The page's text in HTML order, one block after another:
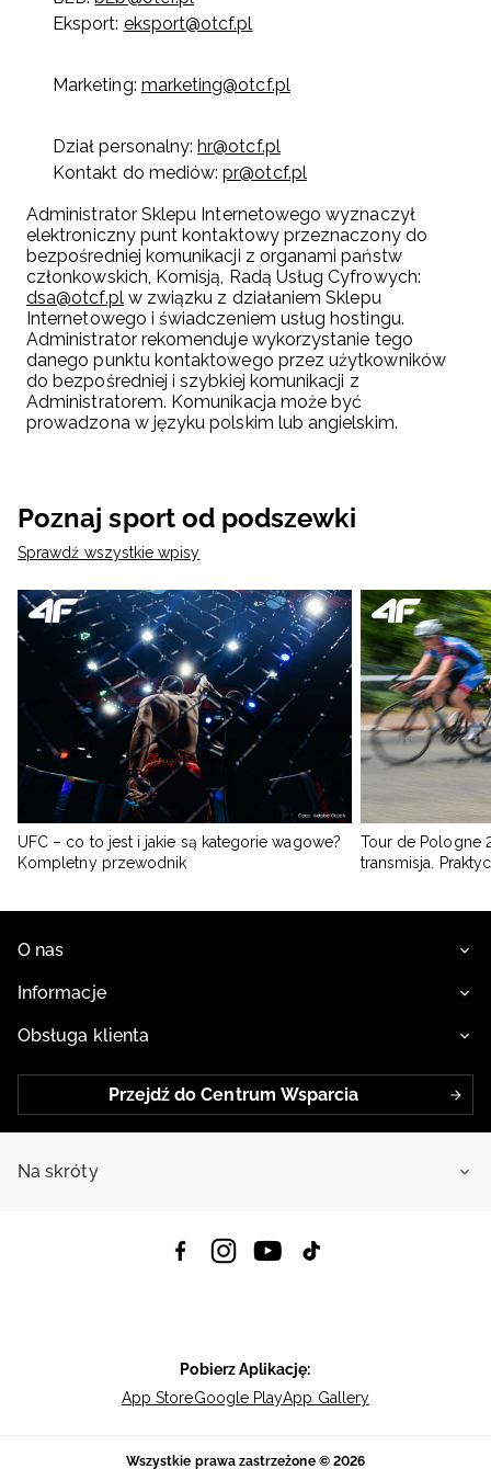
Eksport: eksport@otcf.pl
Marketing: marketing@otcf.pl
Dział personalny:hr@otcf.pl
Kontakt do mediów:pr@otcf.pl
Administrator Sklepu Internetowego wyznaczył
elektroniczny punt kontaktowy przeznaczony do
bezpośredniej komunikacji z organami państw
członkowskich, Komisją, Radą Usług Cyfrowych:
dsa@otcf.plw związku z działaniem Sklepu
Internetowego i świadczeniem usług hostingu.
Administrator rekomenduje wykorzystanie tego
danego punktu kontaktowego przez użytkowników
do bezpośredniej i szybkiej komunikacji z
Administratorem. Komunikacja może być
prowadzona w języku polskim lub angielskim.
Poznaj sport od podszewki
Sprawdź wszystkie wpisy
UFC – co to jest i jakie są kategorie wagowe?
Kompletny przewodnik
Tour de Pologne
transmisja.
O nas
Informacje
Obsługa klienta
Przejdź do Centrum Wsparcia
Na skróty
Pobierz Aplikację:
App StoreGoogle PlayApp Gallery
Wszystkie prawa zastrzeżone © 2026